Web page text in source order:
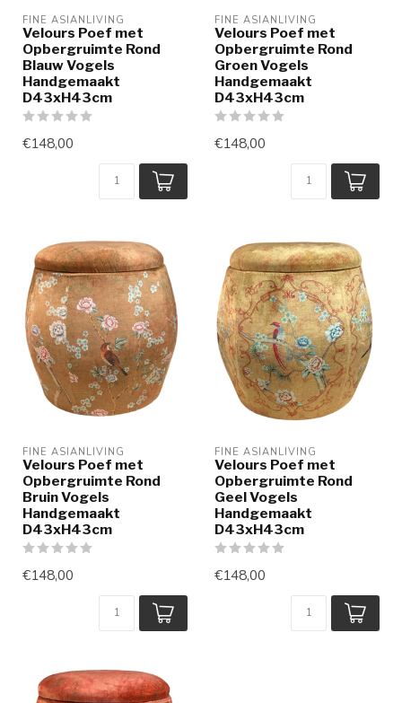
FINE ASIANLIVING
Velours Poef met
Opbergruimte Rond
Blauw Vogels
Handgemaakt
D43xH43cm
€148,00
FINE ASIANLIVING
Velours Poef met
Opbergruimte Rond
Groen Vogels
Handgemaakt
D43xH43cm
€148,00
FINE ASIANLIVING
Velours Poef met
Opbergruimte Rond
Bruin Vogels
Handgemaakt
D43xH43cm
€148,00
FINE ASIANLIVING
Velours Poef met
Opbergruimte Rond
Geel Vogels
Handgemaakt
D43xH43cm
€148,00